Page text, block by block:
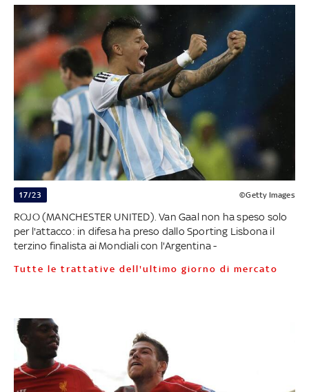
17/23 ©Getty Images
ROJO (MANCHESTER UNITED). Van Gaal non ha speso solo
per l'attacco: in difesa ha preso dallo Sporting Lisbona il
terzino finalista ai Mondiali con l'Argentina -
Tutte le trattative dell'ultimo giorno di mercato